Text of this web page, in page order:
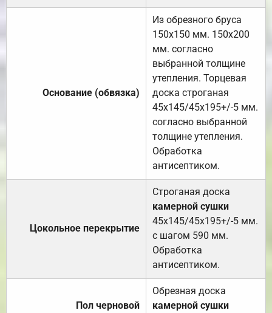
Основание (обвязка)
Из обрезного бруса
150х150 мм. 150х200
мм. согласно
выбранной толщине
утепления. Торцевая
доска строганая
45х145/45х195+/-5 мм.
согласно выбранной
толщине утепления.
Обработка
антисептиком.
Цокольное перекрытие
Строганая доска
камерной сушки
45х145/45х195+/-5 мм.
с шагом 590 мм.
Обработка
антисептиком.
Пол черновой
Обрезная доска
камерной сушки